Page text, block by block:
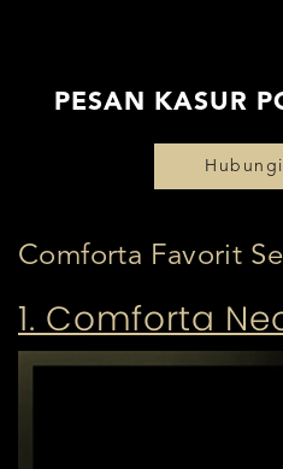
PESAN KASUR
Comforta Favorit
1. Comforta